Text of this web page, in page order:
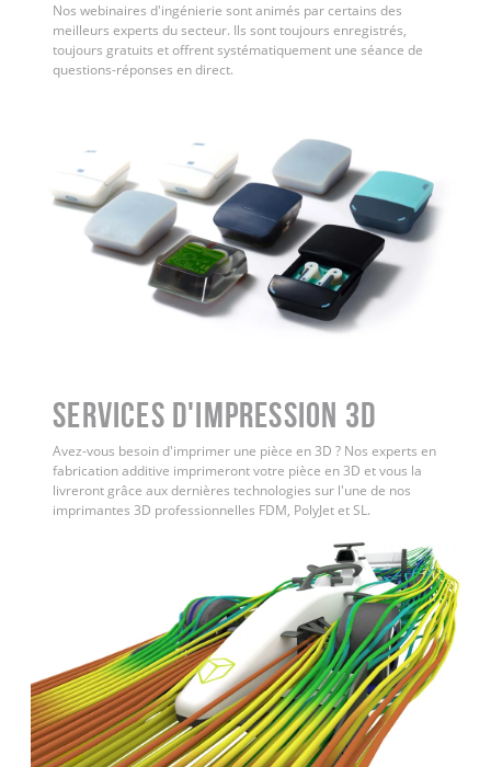
Nos webinaires d'ingénierie sont animés par certains des
meilleurs experts du secteur. Ils sont toujours enregistrés,
toujours gratuits et offrent systématiquement une séance de
questions-réponses en direct.
Services d'impression 3D
Avez-vous besoin d'imprimer une pièce en 3D ? Nos experts en
fabrication additive imprimeront votre pièce en 3D et vous la
livreront grâce aux dernières technologies sur l'une de nos
imprimantes 3D professionnelles FDM, PolyJet et SL.